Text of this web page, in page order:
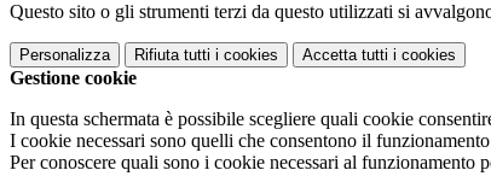
Questo sito o gli strumenti terzi da questo utilizzati si
Personalizza Rifiuta tutti i cookies Accetta tutti i cookies
Gestione cookie
In questa schermata è possibile scegliere quali cookie
I cookie necessari sono quelli che consentono il
Per conoscere quali sono i cookie necessari al funzionamento